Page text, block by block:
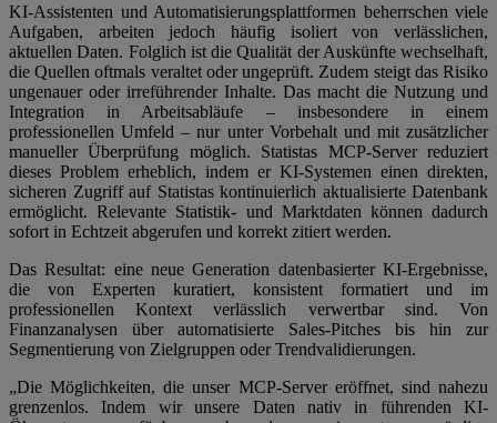
KI-Assistenten und Automatisierungsplattformen beherrschen viele
Aufgaben, arbeiten jedoch häufig isoliert von verlässlichen,
aktuellen Daten. Folglich ist die Qualität der Auskünfte wechselhaft,
die Quellen oftmals veraltet oder ungeprüft. Zudem steigt das Risiko
ungenauer oder irreführender Inhalte. Das macht die Nutzung und
Integration in Arbeitsabläufe – insbesondere in einem
professionellen Umfeld – nur unter Vorbehalt und mit zusätzlicher
manueller Überprüfung möglich. Statistas MCP-Server reduziert
dieses Problem erheblich, indem er KI-Systemen einen direkten,
sicheren Zugriff auf Statistas kontinuierlich aktualisierte Datenbank
ermöglicht. Relevante Statistik- und Marktdaten können dadurch
sofort in Echtzeit abgerufen und korrekt zitiert werden.
Das Resultat: eine neue Generation datenbasierter KI-Ergebnisse,
die von Experten kuratiert, konsistent formatiert und im
professionellen Kontext verlässlich verwertbar sind. Von
Finanzanalysen über automatisierte Sales-Pitches bis hin zur
Segmentierung von Zielgruppen oder Trendvalidierungen.
„Die Möglichkeiten, die unser MCP-Server eröffnet, sind nahezu
grenzenlos. Indem wir unsere Daten nativ in führenden KI-